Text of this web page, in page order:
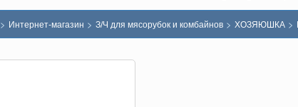
> Интернет-магазин > З/Ч для мясорубок и комбайнов> ХОЗЯЮШКА>